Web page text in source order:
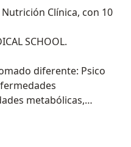
Clínica, con 10
SCHOOL.
diferente: Psico
metabólicas,
de ovario